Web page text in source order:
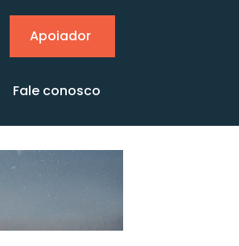
Apoiador
Fale conosco